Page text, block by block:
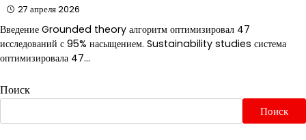
27 апреля 2026
Введение Grounded theory алгоритм оптимизировал 47
исследований с 95% насыщением. Sustainability studies система
оптимизировала 47…
Поиск
Поиск